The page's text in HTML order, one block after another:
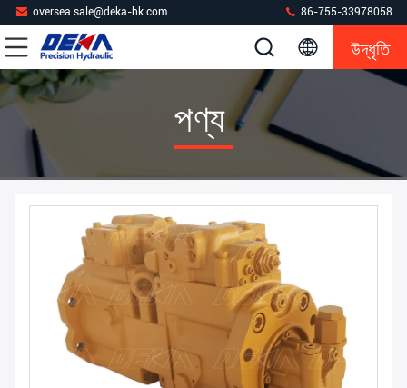
oversea.sale@deka-hk.com 86-755-33978058
উদ্ধৃতি
পণ্য